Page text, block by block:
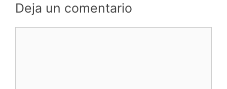
Deja un comentario